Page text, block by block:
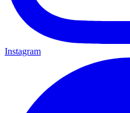
Instagram